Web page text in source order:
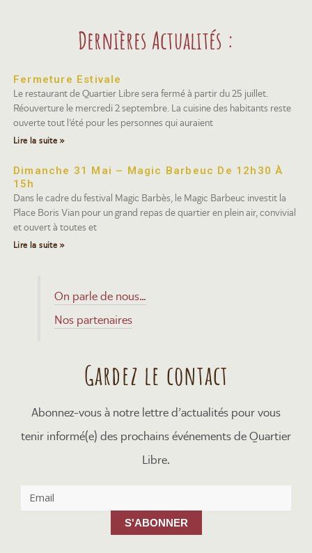
Dernières Actualités :
Fermeture Estivale
Le restaurant de Quartier Libre sera fermé à partir du 25 juillet.
Réouverture le mercredi 2 septembre. La cuisine des habitants reste
ouverte tout l’été pour les personnes qui auraient
Lire la suite »
Dimanche 31 Mai – Magic Barbeuc De 12h30 À
15h
Dans le cadre du festival Magic Barbès, le Magic Barbeuc investit la
Place Boris Vian pour un grand repas de quartier en plein air, convivial
et ouvert à toutes et
Lire la suite »
On parle de nous…
Nos partenaires
Gardez le contact
Abonnez-vous à notre lettre d’actualités pour vous
tenir informé(e) des prochains événements de Quartier
Libre.
S'ABONNER